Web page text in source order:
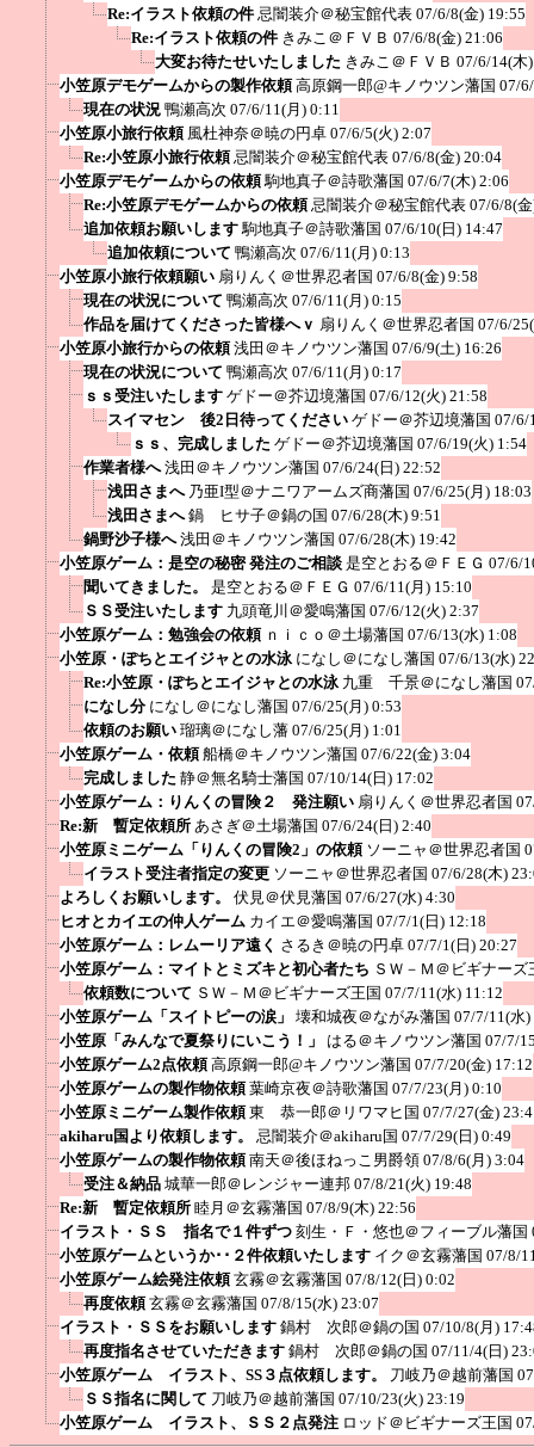
Re:イラスト依頼の件 忌闇装介＠秘宝館代表 07/6/8(金) 19:55
Re:イラスト依頼の件 きみこ＠ＦＶＢ 07/6/8(金) 21:06
大変お待たせいたしました きみこ＠ＦＶＢ 07/6/14(木
小笠原デモゲームからの製作依頼 高原鋼一郎@キノウツン藩国 07/
現在の状況 鴨瀬高次 07/6/11(月) 0:11
小笠原小旅行依頼 風杜神奈＠暁の円卓 07/6/5(火) 2:07
Re:小笠原小旅行依頼 忌闇装介＠秘宝館代表 07/6/8(金) 20:04
小笠原デモゲームからの依頼 駒地真子＠詩歌藩国 07/6/7(木) 2:06
Re:小笠原デモゲームからの依頼 忌闇装介＠秘宝館代表 07/6/8(
追加依頼お願いします 駒地真子＠詩歌藩国 07/6/10(日) 14:47
追加依頼について 鴨瀬高次 07/6/11(月) 0:13
小笠原小旅行依頼願い 扇りんく＠世界忍者国 07/6/8(金) 9:58
現在の状況について 鴨瀬高次 07/6/11(月) 0:15
作品を届けてくださった皆様へｖ 扇りんく＠世界忍者国 07/6/
小笠原小旅行からの依頼 浅田＠キノウツン藩国 07/6/9(土) 16:26
現在の状況について 鴨瀬高次 07/6/11(月) 0:17
ｓｓ受注いたします ゲドー＠芥辺境藩国 07/6/12(火) 21:58
スイマセン 後2日待ってください ゲドー＠芥辺境藩国 07/6/
ｓｓ、完成しました ゲドー＠芥辺境藩国 07/6/19(火) 1:54
作業者様へ 浅田＠キノウツン藩国 07/6/24(日) 22:52
浅田さまへ 乃亜I型＠ナニワアームズ商藩国 07/6/25(月) 18:03
浅田さまへ 鍋 ヒサ子＠鍋の国 07/6/28(木) 9:51
鍋野沙子様へ 浅田＠キノウツン藩国 07/6/28(木) 19:42
小笠原ゲーム：是空の秘密 発注のご相談 是空とおる＠ＦＥＧ 07/6/
聞いてきました。
是空とおる＠ＦＥＧ 07/6/11(月) 15:10
ＳＳ受注いたします 九頭竜川＠愛鳴藩国 07/6/12(火) 2:37
小笠原ゲーム：勉強会の依頼 ｎｉｃｏ＠土場藩国 07/6/13(水) 1:08
小笠原・ぽちとエイジャとの水泳 になし＠になし藩国 07/6/13(水)
Re:小笠原・ぽちとエイジャとの水泳 九重 千景＠になし藩国
になし分 になし＠になし藩国 07/6/25(月) 0:53
依頼のお願い 瑠璃＠になし藩 07/6/25(月) 1:01
小笠原ゲーム・依頼 船橋＠キノウツン藩国 07/6/22(金) 3:04
完成しました 静＠無名騎士藩国 07/10/14(日) 17:02
小笠原ゲーム：りんくの冒険２ 発注願い 扇りんく＠世界忍者国
Re:新 暫定依頼所 あさぎ＠土場藩国 07/6/24(日) 2:40
小笠原ミニゲーム「りんくの冒険2」の依頼 ソーニャ＠世界忍者国
イラスト受注者指定の変更 ソーニャ＠世界忍者国 07/6/28(木)
よろしくお願いします。
伏見＠伏見藩国 07/6/27(水) 4:30
ヒオとカイエの仲人ゲーム カイエ＠愛鳴藩国 07/7/1(日) 12:18
小笠原ゲーム：レムーリア遠く さるき＠暁の円卓 07/7/1(日) 20:27
小笠原ゲーム：マイトとミズキと初心者たち ＳＷ－Ｍ＠ビギナーズ
依頼数について ＳＷ－Ｍ＠ビギナーズ王国 07/7/11(水) 11:12
小笠原ゲーム「スイトピーの涙」
壊和城夜＠ながみ藩国 07/7/11(水)
小笠原「みんなで夏祭りにいこう！」
はる＠キノウツン藩国 07/7/
小笠原ゲーム2点依頼 高原鋼一郎@キノウツン藩国 07/7/20(金) 17:12
小笠原ゲームの製作物依頼 葉崎京夜＠詩歌藩国 07/7/23(月) 0:10
小笠原ミニゲーム製作依頼 東 恭一郎＠リワマヒ国 07/7/27(金)
akiharu国より依頼します。
忌闇装介＠akiharu国 07/7/29(日) 0:49
小笠原ゲームの製作物依頼 南天＠後ほねっこ男爵領 07/8/6(月) 3:04
受注＆納品 城華一郎＠レンジャー連邦 07/8/21(火) 19:48
Re:新 暫定依頼所 睦月＠玄霧藩国 07/8/9(木) 22:56
イラスト・ＳＳ 指名で１件ずつ 刻生・Ｆ・悠也＠フィーブル藩国
小笠原ゲームというか･･２件依頼いたします イク＠玄霧藩国 07/8/
小笠原ゲーム絵発注依頼 玄霧＠玄霧藩国 07/8/12(日) 0:02
再度依頼 玄霧＠玄霧藩国 07/8/15(水) 23:07
イラスト・ＳＳをお願いします 鍋村 次郎＠鍋の国 07/10/8(月)
再度指名させていただきます 鍋村 次郎＠鍋の国 07/11/4(日)
小笠原ゲーム イラスト、SS３点依頼します。
刀岐乃＠越前藩国
ＳＳ指名に関して 刀岐乃＠越前藩国 07/10/23(火) 23:19
小笠原ゲーム イラスト、ＳＳ２点発注 ロッド＠ビギナーズ王国